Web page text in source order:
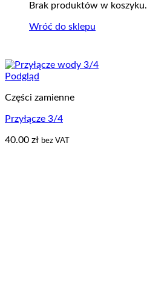
Brak produktów w koszyku.
Wróć do sklepu
Podgląd
Części zamienne
Przyłącze 3/4
40.00 zł bez VAT